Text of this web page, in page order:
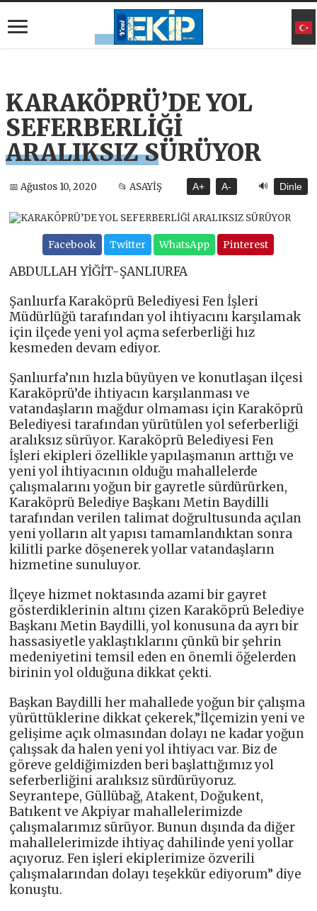
KARAKÖPRÜ’DE YOL
SEFERBERLİĞİ
ARALIKSIZ SÜRÜYOR
📅 Ağustos 10, 2020 📂 ASAYİŞ A+ A- 🔊 Dinle
Facebook Twitter WhatsApp Pinterest
ABDULLAH YİĞİT-ŞANLIURFA
Şanlıurfa Karaköprü Belediyesi Fen İşleri
Müdürlüğü tarafından yol ihtiyacını karşılamak
için ilçede yeni yol açma seferberliği hız
kesmeden devam ediyor.
Şanlıurfa’nın hızla büyüyen ve konutlaşan ilçesi
Karaköprü’de ihtiyacın karşılanması ve
vatandaşların mağdur olmaması için Karaköprü
Belediyesi tarafından yürütülen yol seferberliği
aralıksız sürüyor. Karaköprü Belediyesi Fen
İşleri ekipleri özellikle yapılaşmanın arttığı ve
yeni yol ihtiyacının olduğu mahallelerde
çalışmalarını yoğun bir gayretle sürdürürken,
Karaköprü Belediye Başkanı Metin Baydilli
tarafından verilen talimat doğrultusunda açılan
yeni yolların alt yapısı tamamlandıktan sonra
kilitli parke döşenerek yollar vatandaşların
hizmetine sunuluyor.
İlçeye hizmet noktasında azami bir gayret
gösterdiklerinin altını çizen Karaköprü Belediye
Başkanı Metin Baydilli, yol konusuna da ayrı bir
hassasiyetle yaklaştıklarını çünkü bir şehrin
medeniyetini temsil eden en önemli öğelerden
birinin yol olduğuna dikkat çekti.
Başkan Baydilli her mahallede yoğun bir çalışma
yürüttüklerine dikkat çekerek,”İlçemizin yeni ve
gelişime açık olmasından dolayı ne kadar yoğun
çalışsak da halen yeni yol ihtiyacı var. Biz de
göreve geldiğimizden beri başlattığımız yol
seferberliğini aralıksız sürdürüyoruz.
Seyrantepe, Güllübağ, Atakent, Doğukent,
Batıkent ve Akpiyar mahallelerimizde
çalışmalarımız sürüyor. Bunun dışında da diğer
mahallelerimizde ihtiyaç dahilinde yeni yollar
açıyoruz. Fen işleri ekiplerimize özverili
çalışmalarından dolayı teşekkür ediyorum” diye
konuştu.